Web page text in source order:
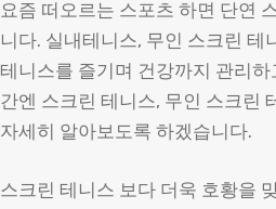
요즘 떠오르는 스포츠 하면 단연
니다. 실내테니스, 무인 스크린 테
테니스를 즐기며 건강까지 관리
간엔 스크린 테니스, 무인 스크린
자세히 알아보도록 하겠습니다.
스크린 테니스 보다 더욱 호황을